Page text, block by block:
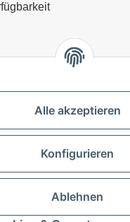
Vertrag widerrufen
Alle akzeptieren
Konfigurieren
Ablehnen